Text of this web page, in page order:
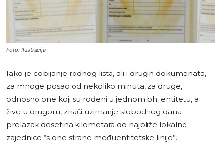
Foto: Ilustracija
Iako je dobijanje rodnog lista, ali i drugih dokumenata,
za mnoge posao od nekoliko minuta, za druge,
odnosno one koji su rođeni u jednom bh. entitetu, a
žive u drugom, znači uzimanje slobodnog dana i
prelazak desetina kilometara do najbliže lokalne
zajednice “s one strane međuentitetske linije”.